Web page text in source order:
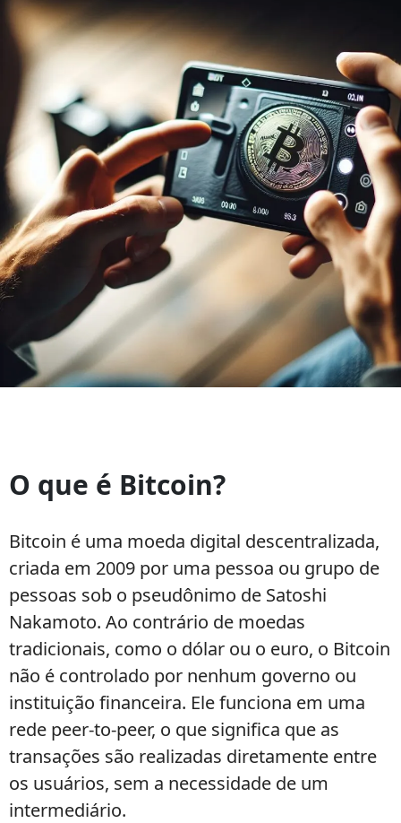
usar
Bitcoin:
guia
completo
para
iniciantes
O que é Bitcoin?
Bitcoin é uma moeda digital descentralizada,
criada em 2009 por uma pessoa ou grupo de
pessoas sob o pseudônimo de Satoshi
Nakamoto. Ao contrário de moedas
tradicionais, como o dólar ou o euro, o Bitcoin
não é controlado por nenhum governo ou
instituição financeira. Ele funciona em uma
rede peer-to-peer, o que significa que as
transações são realizadas diretamente entre
os usuários, sem a necessidade de um
intermediário.